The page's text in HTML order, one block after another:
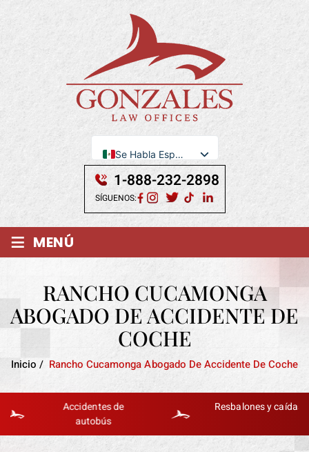
Se Habla Español
English
1-888-232-2898
SÍGUENOS:
≡ MENÚ
RANCHO CUCAMONGA
ABOGADO DE ACCIDENTE DE
COCHE
Inicio / Rancho Cucamonga Abogado De Accidente De Coche
Accidentes de
Resbalones y caídas